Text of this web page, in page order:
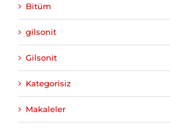
Bitüm
gilsonit
Gilsonit
Kategorisiz
Makaleler